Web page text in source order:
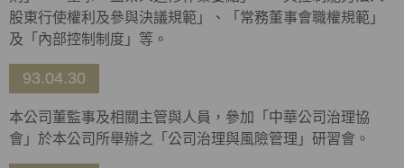
股東行使權利及參與決議規範」、「常務董事會職權規範」
及「內部控制制度」等。
93.04.30
本公司董監事及相關主管與人員，參加「中華公司治理協
會」於本公司所舉辦之「公司治理與風險管理」研習會。